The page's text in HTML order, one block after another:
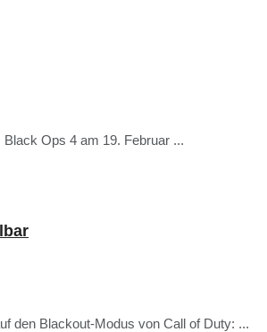
Ops 4 am 19. Februar ...
den Blackout-Modus von Call of Duty: ...